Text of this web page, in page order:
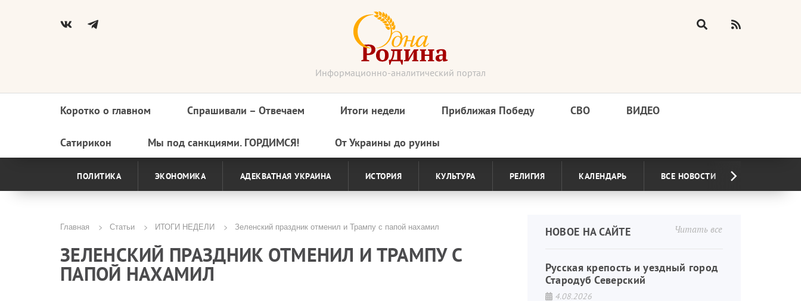
Информационно-аналитический портал
Основная
навигация
Коротко о главном Спрашивали – Отвечаем Итоги недели Приближая Победу СВО ВИДЕО
Сатирикон Мы под санкциями. ГОРДИМСЯ! От Украины до руины
ПОЛИТИКА ЭКОНОМИКА АДЕКВАТНАЯ УКРАИНА ИСТОРИЯ КУЛЬТУРА РЕЛИГИЯ КАЛЕНДАРЬ ВСЕ НОВОСТИ
Строка
навигации
Главная Статьи ИТОГИ НЕДЕЛИ Зеленский праздник отменил и Трампу с папой нахамил
ЗЕЛЕНСКИЙ ПРАЗДНИК ОТМЕНИЛ И ТРАМПУ С
ПАПОЙ НАХАМИЛ
Читать все
НОВОЕ НА САЙТЕ
Русская крепость и уездный город
Стародуб Северский
4.08.2026